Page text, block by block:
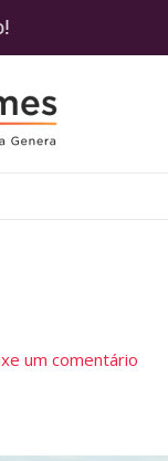
Use
um comentário